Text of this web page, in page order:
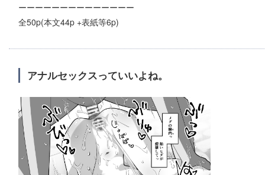
ーーーーーーーーーーーーーー
全50p(本文44p +表紙等6p)
アナルセックスっていいよね。